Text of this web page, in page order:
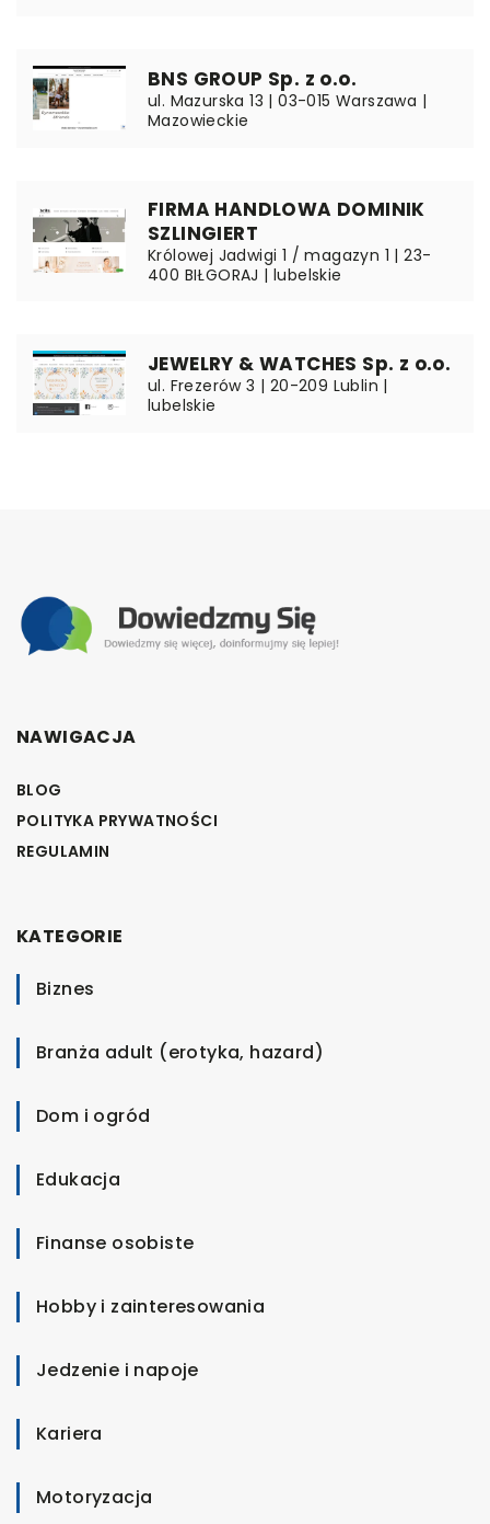
BNS GROUP Sp. z o.o.
ul. Mazurska 13 | 03-015 Warszawa |
Mazowieckie
FIRMA HANDLOWA DOMINIK
SZLINGIERT
Królowej Jadwigi 1 / magazyn 1 | 23-
400 BIŁGORAJ | lubelskie
JEWELRY & WATCHES Sp. z o.o.
ul. Frezerów 3 | 20-209 Lublin |
lubelskie
NAWIGACJA
BLOG
POLITYKA PRYWATNOŚCI
REGULAMIN
KATEGORIE
Biznes
Branża adult (erotyka, hazard)
Dom i ogród
Edukacja
Finanse osobiste
Hobby i zainteresowania
Jedzenie i napoje
Kariera
Motoryzacja